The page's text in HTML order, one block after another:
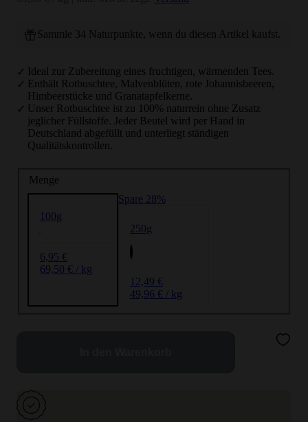
Sammle 34 Naturpunkte, wenn du diesen Artikel kaufst.
Ideal zur Zubereitung eines fruchtigen, wärmenden Tees.
Enthält Rotbuschtee, Malvenblüten, rote Johannisbeeren,
Himbeerstücke und Granatapfelkerne.
Unser Rotbuschtee ist zu 100% naturrein ohne Zusatz
jeglicher Füllstoffe. Jeder Beutel wird per Hand in
Deutschland abgefüllt und unterliegt ständigen
Qualitätskontrollen.
Menge
100g
6,95 €
69,50 € / kg
Spare 28%
250g
12,49 €
49,96 € / kg